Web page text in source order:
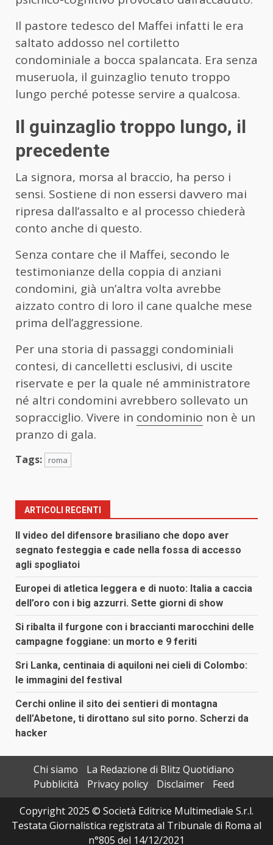
Il pastore tedesco del Maffei infatti le era
saltato addosso nel cortiletto
condominiale a bocca spalancata. Era senza
museruola, il guinzaglio tenuto troppo
lungo perché potesse servire a qualcosa.
Il guinzaglio troppo lungo, il
precedente
La signora, morsa al braccio, ha perso i
sensi. Sostiene di non essersi davvero mai
ripresa dall’assalto e al processo chiederà
conto anche di questo.
Senza contare che il Maffei, secondo le
testimonianze della coppia di anziani
condomini, già un’altra volta avrebbe
aizzato contro di loro il cane qualche mese
prima dell’aggressione.
Per una storia di passaggi condominiali
contesi, di cancelletti esclusivi, di uscite
riservate e per la quale né amministratore
né altri condomini avrebbero sollevato un
sopracciglio. Vivere in condominio non è un
pranzo di gala.
Tags: roma
ARTICOLI RECENTI
Il video del difensore brasiliano che dopo aver
segnato festeggia e cade nella fossa di accesso
agli spogliatoi
Europei di atletica leggera e di nuoto: Italia a caccia
dell’oro con i big azzurri. Sette giorni di show
Si ribalta il furgone con i braccianti marocchini delle
campagne foggiane: un morto e 9 feriti
Sri Lanka, centinaia di aquiloni nei cieli di Colombo:
le immagini del festival
Cerchi online il sito dei sentieri di montagna
dell’Abetone, ti dirottano sul sito porno. Scherzi da
hacker
Chi siamo
La Redazione di Blitz Quotidiano
Pubblicità
Privacy policy Disclaimer
Feed
Copyright 2025 © Società Editrice Multimediale S.r.l.
Testata Giornalistica registrata al Tribunale di Roma al
n°805 del 14/12/2021